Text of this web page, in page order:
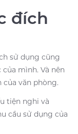
đích
sử dụng cũng
mình. Và nên
văn phòng.
tiện nghi và
cầu sử dụng của